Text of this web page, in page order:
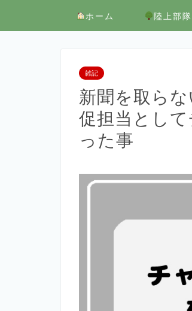
ホーム 陸上部隊
雑記
新聞を取ら
促担当とし
った事